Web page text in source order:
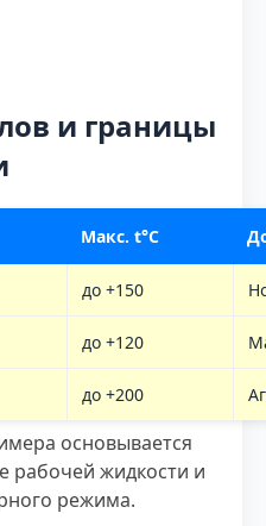
и границы
Макс. t°C
до +150
до +120
до +200
основывается
рабочей жидкости и
режима.